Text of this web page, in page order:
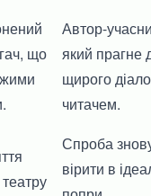
що
Автор-
який прагне
щирого
читачем.
Спроба
вірити в